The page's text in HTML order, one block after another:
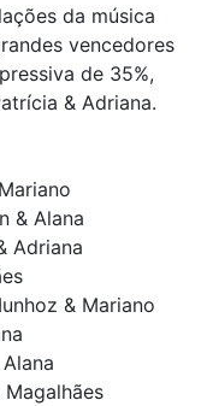
da música
vencedores
de 35%,
& Adriana.
& Alana
Adriana
& Mariano